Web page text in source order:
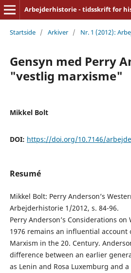
Arbejderhistorie - tidsskrift for
Startside / Arkiver / Nr. 1 (2012):
Gensyn med Perry
"vestlig marxisme"
Mikkel Bolt
DOI: https://doi.org/10.7146/
Resumé
Mikkel Bolt: Perry Anderson’s
Arbejderhistorie 1/2012, s. 84-96.
Perry Anderson’s Considerations
1976 remains an influential account
Marxism in the 20. Century.
difference between an earlier
as Lenin and Rosa Luxemburg and